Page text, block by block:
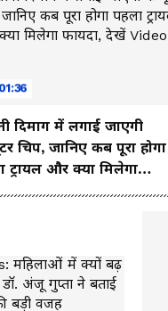
01:36
दिमाग में लगाई जाएगी
चिप, जानिए कब पूरा होगा
ट्रायल और क्या मिलेगा
देखें Video